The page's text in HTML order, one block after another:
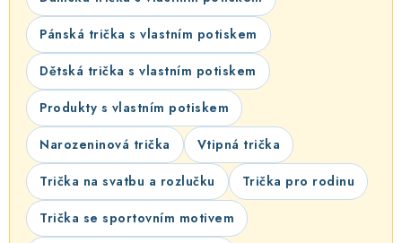
Pánská trička s vlastním potiskem
Dětská trička s vlastním potiskem
Produkty s vlastním potiskem
Narozeninová trička Vtipná trička
Trička na svatbu a rozlučku Trička pro rodinu
Trička se sportovním motivem